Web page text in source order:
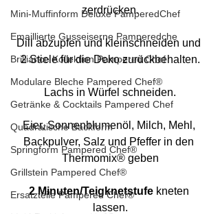
Mini-Muffinform Deluxe PamperedChef
Emaillierte Gusseiserne Pamperedche
Brilliance Kollektion Pampered Chef
Modulare Bleche Pampered Chef®
Getränke & Cocktails Pampered Chef
Quadratische Backform
Springform Pampered Chef®
Grillstein Pampered Chef®
Ersatzteile Pampered Chef®
zerdrücken.
Dill abzupfen und kleinschneiden und
2 Stiele für die Deko zurückbehalten.
Lachs in Würfel schneiden.
Eier, Sonnenblumenöl, Milch, Mehl,
Backpulver, Salz und Pfeffer in den
Thermomix® geben
2 Minuten/Teigknetstufe kneten
lassen.